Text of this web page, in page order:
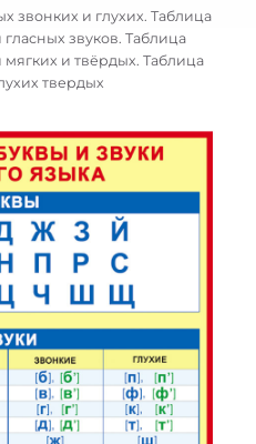
звонких и глухих. Таблица
звуков. Таблица
мягких и твёрдых. Таблица
твердых